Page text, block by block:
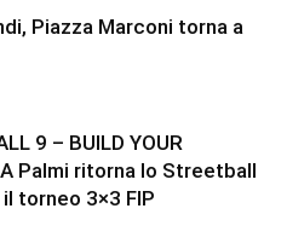
Piazza Marconi torna a
9 – BUILD YOUR
A Palmi ritorna lo Streetball
torneo 3×3 FIP